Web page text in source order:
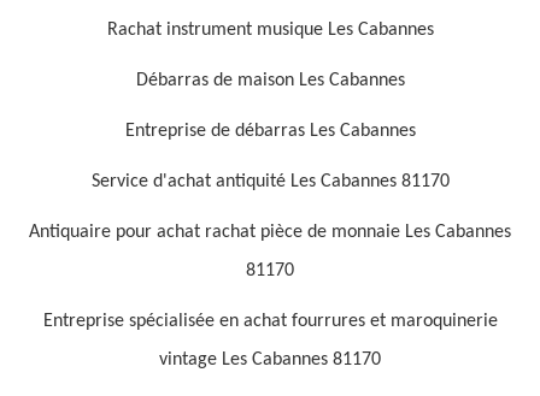
Rachat instrument musique Les Cabannes
Débarras de maison Les Cabannes
Entreprise de débarras Les Cabannes
Service d'achat antiquité Les Cabannes 81170
Antiquaire pour achat rachat pièce de monnaie Les Cabannes
81170
Entreprise spécialisée en achat fourrures et maroquinerie
vintage Les Cabannes 81170